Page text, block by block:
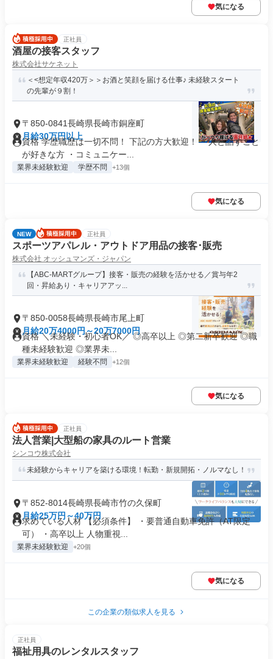
気になる
正社員
酒屋の接客スタッフ
株式会社サケネット
＜<想定年収420万＞＞お酒と笑顔を届ける仕事♪ 未経験スタート
の先輩が９割！
〒850-0841長崎県長崎市銅座町
月給30万円以上
資格 学歴職歴は一切不問！ 下記の方大歓迎！ ・人と話すこと
が好きな方 ・コミュニケー...
業界未経験歓迎 学歴不問 +13個
気になる
NEW 正社員
スポーツアパレル・アウトドア用品の接客･販売
株式会社 オッシュマンズ・ジャパン
【ABC-MARTグループ】接客・販売の経験を活かせる／賞与年2
回・昇給あり・キャリアアッ...
〒850-0058長崎県長崎市尾上町
月給20万4000円～20万7000円
資格 ＼未経験・初心者OK／ ◎高卒以上 ◎第二新卒歓迎 ◎職
種未経験歓迎 ◎業界未...
業界未経験歓迎 経験不問 +12個
気になる
正社員
法人営業|大型船の家具のルート営業
シンコウ株式会社
未経験からキャリアを築ける環境！転勤・新規開拓・ノルマなし！
〒852-8014長崎県長崎市竹の久保町
月給25万円～40万円
求めている人材 【必須条件】 ・要普通自動車免許（AT限定
可） ・高卒以上 人物重視...
業界未経験歓迎 +20個
気になる
この企業の類似求人を見る
正社員
福祉用具のレンタルスタッフ